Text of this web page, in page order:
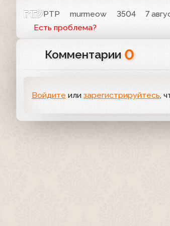
РТР murmeow 3504 7
Есть проблема?
Комментарии 0
Войдите или зарегистрируйтесь,